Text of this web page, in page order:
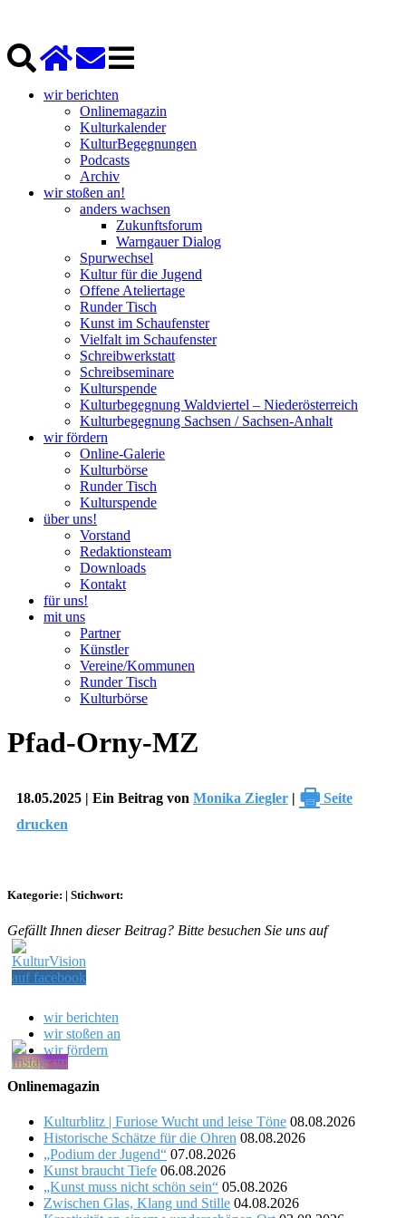
wir berichten
Onlinemagazin
Kulturkalender
KulturBegegnungen
Podcasts
Archiv
wir stoßen an!
anders wachsen
Zukunftsforum
Warngauer Dialog
Spurwechsel
Kultur für die Jugend
Offene Ateliertage
Runder Tisch
Kunst im Schaufenster
Vielfalt im Schaufenster
Schreibwerkstatt
Schreibseminare
Kulturspende
Kulturbegegnung Waldviertel – Niederösterreich
Kulturbegegnung Sachsen / Sachsen-Anhalt
wir fördern
Online-Galerie
Kulturbörse
Runder Tisch
Kulturspende
über uns!
Vorstand
Redaktionsteam
Downloads
Kontakt
für uns!
mit uns
Partner
Künstler
Vereine/Kommunen
Runder Tisch
Kulturbörse
Pfad-Orny-MZ
18.05.2025 | Ein Beitrag von Monika Ziegler | 🖶 Seite
drucken
Kategorie: | Stichwort:
Gefällt Ihnen dieser Beitrag? Bitte besuchen Sie uns auf
wir berichten
wir stoßen an
wir fördern
Onlinemagazin
Kulturblitz | Furiose Wucht und leise Töne 08.08.2026
Historische Schätze für die Ohren 08.08.2026
„Podium der Jugend“ 07.08.2026
Kunst braucht Tiefe 06.08.2026
„Kunst muss nicht schön sein“ 05.08.2026
Zwischen Glas, Klang und Stille 04.08.2026